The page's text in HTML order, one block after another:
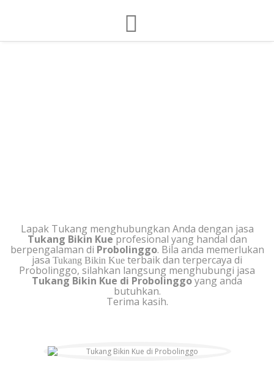
Lapak Tukang menghubungkan Anda dengan jasa
Tukang Bikin Kueprofesional yang handal dan
berpengalaman di Probolinggo. Bila anda memerlukan
jasa Tukang Bikin Kue terbaik dan terpercaya di
Probolinggo, silahkan langsung menghubungi jasa
Tukang Bikin Kue di Probolinggoyang anda
butuhkan.
Terima kasih.